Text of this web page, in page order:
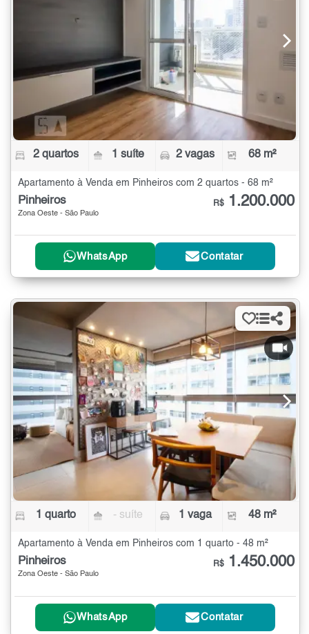
2 quartos 1 suíte 2 vagas 68 m²
Apartamento à Venda em Pinheiros com 2 quartos - 68 m²
Pinheiros
Zona Oeste - São Paulo
R$ 1.200.000
WhatsApp Contatar
1 quarto - suíte 1 vaga 48 m²
Apartamento à Venda em Pinheiros com 1 quarto - 48 m²
Pinheiros
Zona Oeste - São Paulo
R$ 1.450.000
WhatsApp Contatar